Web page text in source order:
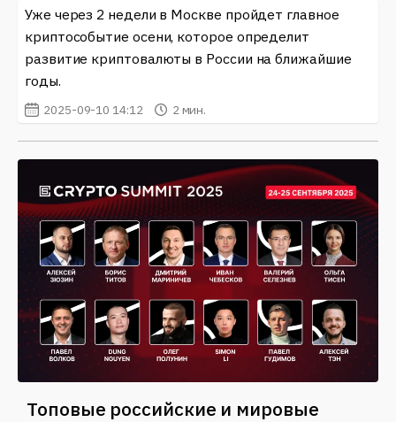
Уже через 2 недели в Москве пройдет главное
криптособытие осени, которое определит
развитие криптовалюты в России на ближайшие
годы.
2025-09-10 14:12 2 мин.
Топовые российские и мировые